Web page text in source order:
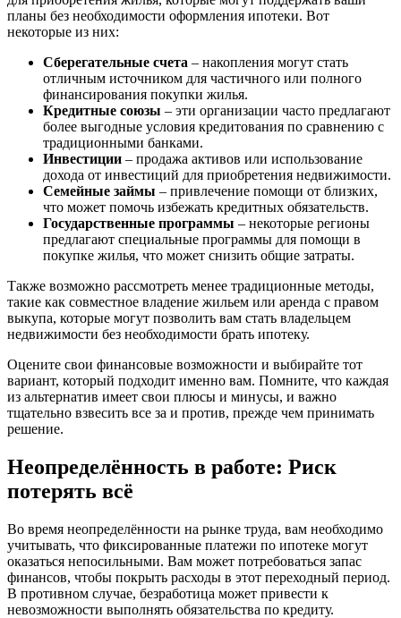
планы без необходимости оформления ипотеки. Вот
некоторые из них:
Сберегательные счета – накопления могут стать
отличным источником для частичного или полного
финансирования покупки жилья.
Кредитные союзы – эти организации часто предлагают
более выгодные условия кредитования по сравнению с
традиционными банками.
Инвестиции – продажа активов или использование
дохода от инвестиций для приобретения недвижимости.
Семейные займы – привлечение помощи от близких,
что может помочь избежать кредитных обязательств.
Государственные программы – некоторые регионы
предлагают специальные программы для помощи в
покупке жилья, что может снизить общие затраты.
Также возможно рассмотреть менее традиционные методы,
такие как совместное владение жильем или аренда с правом
выкупа, которые могут позволить вам стать владельцем
недвижимости без необходимости брать ипотеку.
Оцените свои финансовые возможности и выбирайте тот
вариант, который подходит именно вам. Помните, что каждая
из альтернатив имеет свои плюсы и минусы, и важно
тщательно взвесить все за и против, прежде чем принимать
решение.
Неопределённость в работе: Риск
потерять всё
Во время неопределённости на рынке труда, вам необходимо
учитывать, что фиксированные платежи по ипотеке могут
оказаться непосильными. Вам может потребоваться запас
финансов, чтобы покрыть расходы в этот переходный период.
В противном случае, безработица может привести к
невозможности выполнять обязательства по кредиту.